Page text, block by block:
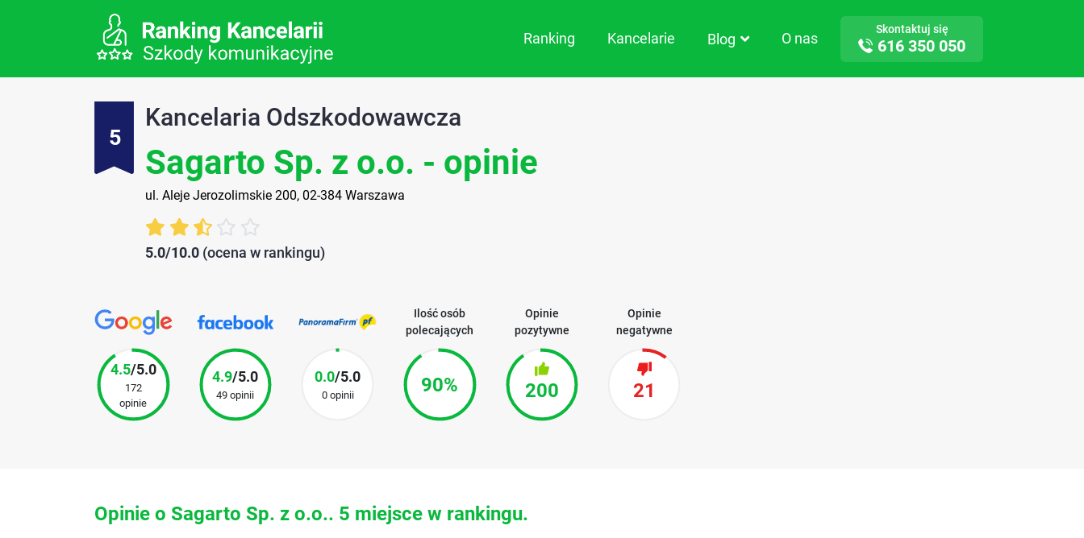
Ranking Kancelarie Blog O nas
Skontaktuj się
616 350 050
5
Kancelaria Odszkodowawcza
Sagarto Sp. z o.o. - opinie
ul. Aleje Jerozolimskie 200, 02-384 Warszawa
5.0/10.0 (ocena w rankingu)
4.5/5.0
172
opinie
4.9/5.0
49 opinii
0.0/5.0
0 opinii
Ilość osób
polecających
90%
Opinie
pozytywne
200
Opinie
negatywne
21
Opinie o Sagarto Sp. z o.o.. 5 miejsce w rankingu.